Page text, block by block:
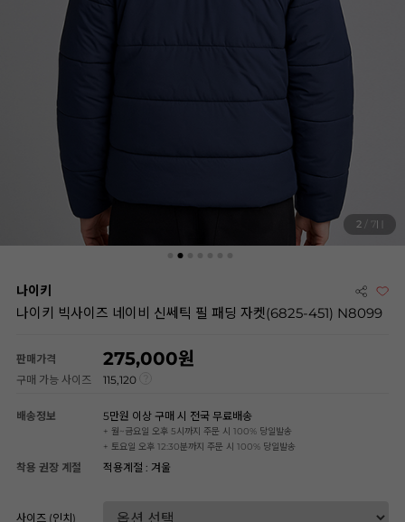
2 / 7
나이키
나이키 빅사이즈 네이비 신쎄틱 필 패딩 자켓(6825-451) N8099
판매가격 275,000
구매 가능 사이즈 115,120
배송정보 5만원 이상 구매 시 전국 무료배송
+ 월~금요일 오후 5시까지 주문 시 100% 당일발송
+ 토요일 오후 12:30분까지 주문 시 100% 당일발송
착용 권장 계절 적용계절 : 겨울
사이즈 (인치)